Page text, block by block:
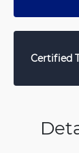
Certified